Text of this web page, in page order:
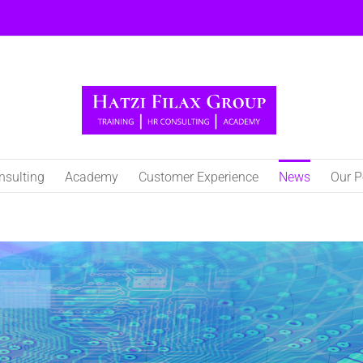
Academy Customer Experience Νews Our